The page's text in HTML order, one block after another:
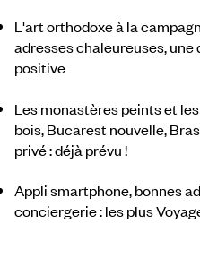
L'art orthodoxe à la
adresses chaleureuses, une
positive
Les monastères peints et
bois, Bucarest nouvelle,
privé : déjà prévu !
Appli smartphone, bonnes
conciergerie : les plus